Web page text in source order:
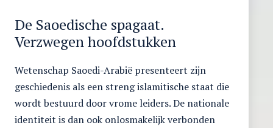
en
identiteitsvorming
in
een
postmigratiecontext
De Saoedische spagaat.
Verzwegen hoofdstukken
Wetenschap Saoedi-Arabië presenteert zijn
geschiedenis als een streng islamitische staat die
wordt bestuurd door vrome leiders. De nationale
identiteit is dan ook onlosmakelijk verbonden